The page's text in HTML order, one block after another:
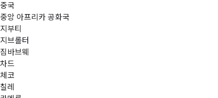
중국
중앙 아프리카 공화국
지부티
지브롤터
짐바브웨
차드
체코
칠레